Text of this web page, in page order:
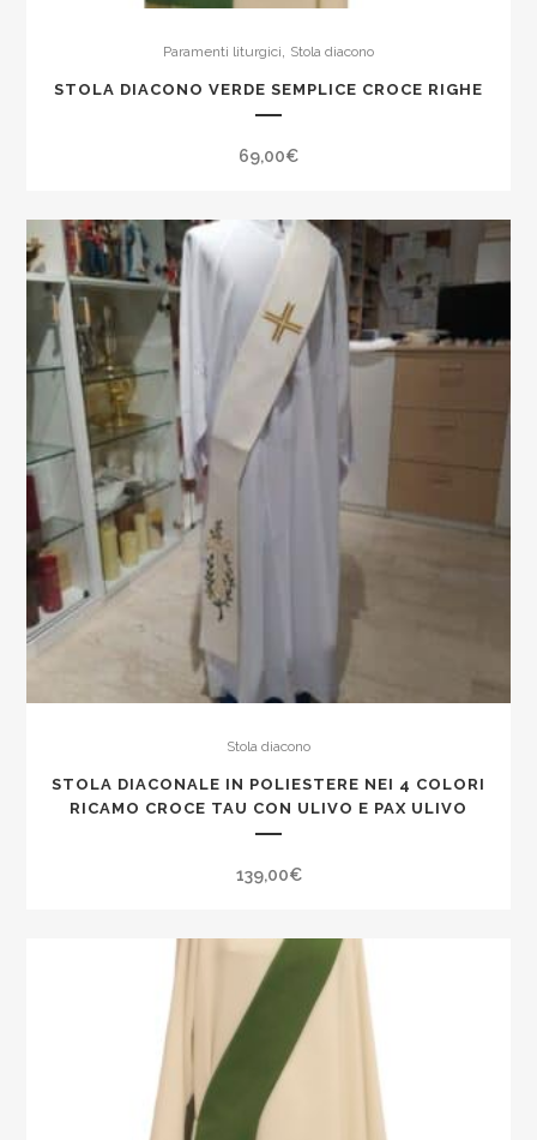
Paramenti liturgici Stola diacono
STOLA DIACONO VERDE SEMPLICE CROCE RIGHE
69,00€
Stola diacono
STOLA DIACONALE IN POLIESTERE NEI 4 COLORI
RICAMO CROCE TAU CON ULIVO E PAX ULIVO
139,00€